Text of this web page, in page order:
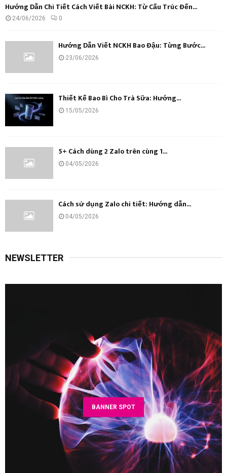
Hướng Dẫn Chi Tiết Cách Viết Bài NCKH: Từ Cấu Trúc Đến...
24/06/2026 0
Hướng Dẫn Viết NCKH Bao Đậu: Từng Bước...
23/06/2026
Thiết Kế Bao Bì Cho Trà Sữa: Hướng...
15/05/2026
5+ Cách dùng 2 Zalo trên cùng 1...
04/05/2026
Cách sử dụng Zalo chi tiết: Hướng dẫn...
04/05/2026
NEWSLETTER
BANNER SPOT